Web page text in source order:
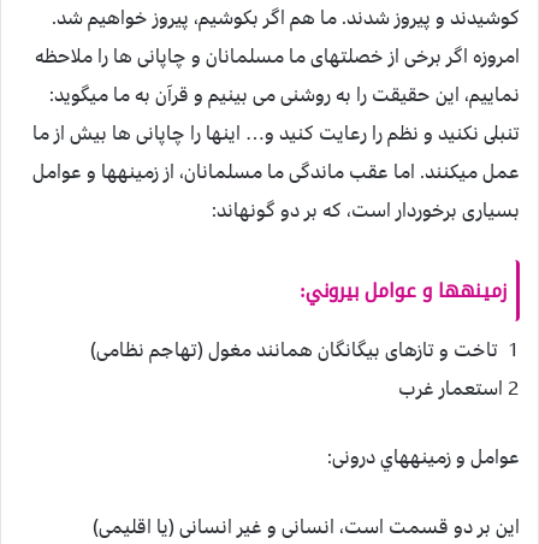
كوشيدند و پيروز شدند. ما هم اگر بكوشيم، پيروز خواهيم شد.
امروزه اگر برخى از خصلت‏هاى ما مسلمانان و چاپانى ها را ملاحظه
نماييم، اين حقيقت را به روشنى مى بينيم و قرآن به ما ميگويد:
تنبلى نكنيد و نظم را رعايت كنيد و… اين‏ها را چاپانى ها بيش از ما
عمل ميكنند. اما عقب ماندگى ما مسلمانان، از زمينه‏ها و عوامل
بسيارى برخوردار است، كه بر دو گونه‏اند:
زمينه‏ها و عوامل بيروني:
1 تاخت و تازهاى بيگانگان همانند مغول (تهاجم نظامى)
2 استعمار غرب
عوامل و زمينه‏هاي درونى:
اين بر دو قسمت است، انسانى و غير انسانى (يا اقليمى)